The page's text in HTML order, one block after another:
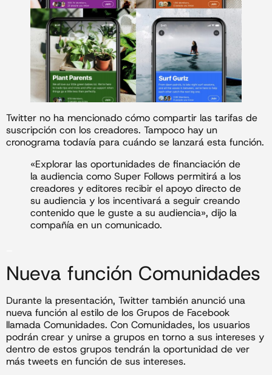
Twitter no ha mencionado cómo compartir las tarifas de
suscripción con los creadores. Tampoco hay un
cronograma todavía para cuándo se lanzará esta función.
«Explorar las oportunidades de financiación de
la audiencia como Super Follows permitirá a los
creadores y editores recibir el apoyo directo de
su audiencia y los incentivará a seguir creando
contenido que le guste a su audiencia», dijo la
compañía en un comunicado.
Nueva función Comunidades
Durante la presentación, Twitter también anunció una
nueva función al estilo de los Grupos de Facebook
llamada Comunidades. Con Comunidades, los usuarios
podrán crear y unirse a grupos en torno a sus intereses y
dentro de estos grupos tendrán la oportunidad de ver
más tweets en función de sus intereses.